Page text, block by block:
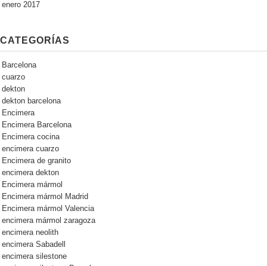
enero 2017
CATEGORÍAS
Barcelona
cuarzo
dekton
dekton barcelona
Encimera
Encimera Barcelona
Encimera cocina
encimera cuarzo
Encimera de granito
encimera dekton
Encimera mármol
Encimera mármol Madrid
Encimera mármol Valencia
encimera mármol zaragoza
encimera neolith
encimera Sabadell
encimera silestone